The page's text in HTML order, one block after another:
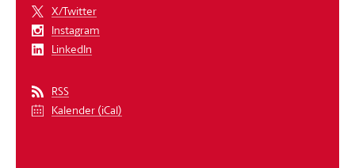
X/Twitter
Instagram
LinkedIn
RSS
Kalender (iCal)